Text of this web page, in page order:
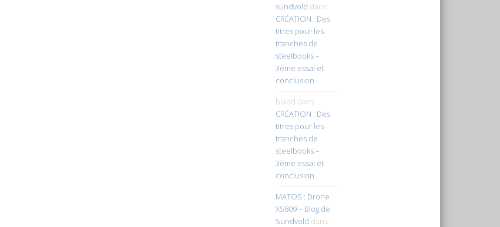
sundvold dans
CRÉATION : Des
titres pour les
tranches de
steelbooks –
3ème essai et
conclusion
bladd dans
CRÉATION : Des
titres pour les
tranches de
steelbooks –
3ème essai et
conclusion
MATOS : Drone
XS809 – Blog de
Sundvold dans